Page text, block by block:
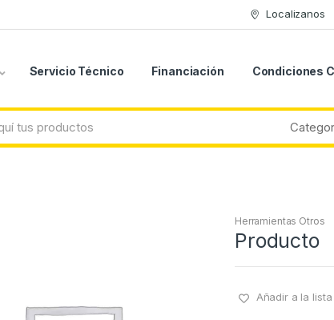
Localizanos
Servicio Técnico Financiación Condiciones
Herramientas Otros
Producto
Añadir a la